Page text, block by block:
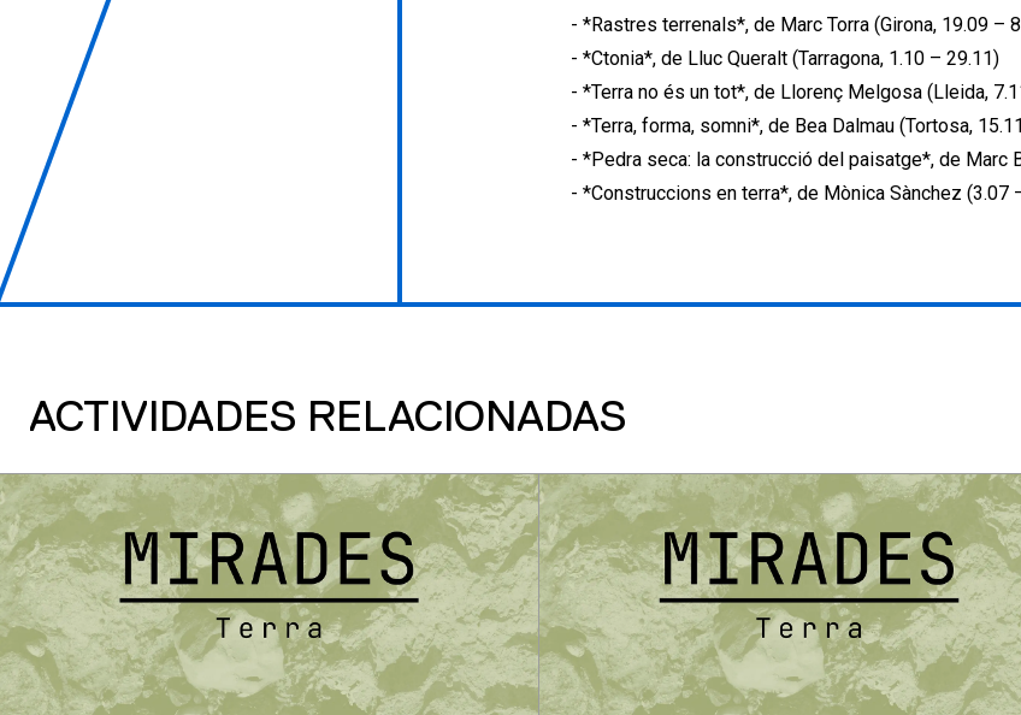
- *Rastres terrenals*, de Marc Torra (Girona, 19.09 –
- *Ctonia*, de Lluc Queralt (Tarragona, 1.10 – 29.11)
- *Terra no és un tot*, de Llorenç Melgosa (Lleida,
- *Terra, forma, somni*, de Bea Dalmau (Tortosa,
- *Pedra seca: la construcció del paisatge*, de Marc
- *Construccions en terra*, de Mònica Sànchez (3.07
ACTIVIDADES RELACIONADAS